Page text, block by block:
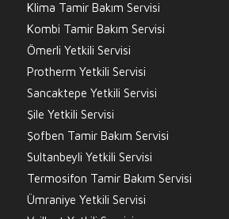
Klima Tamir Bakım Servisi
Kombi Tamir Bakım Servisi
Ömerli Yetkili Servisi
Protherm Yetkili Servisi
Sancaktepe Yetkili Servisi
Şile Yetkili Servisi
Şofben Tamir Bakım Servisi
Sultanbeyli Yetkili Servisi
Termosifon Tamir Bakım Servisi
Ümraniye Yetkili Servisi